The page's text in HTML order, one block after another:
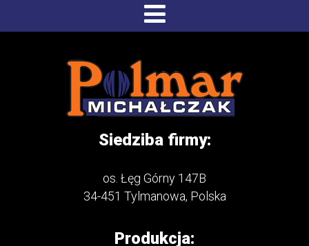
Siedziba firmy:
os. Łęg Górny 147B
34-451 Tylmanowa, Polska
Produkcja: